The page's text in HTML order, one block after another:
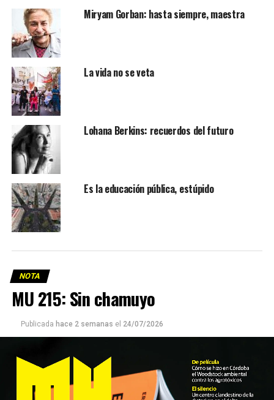
Miryam Gorban: hasta siempre, maestra
La vida no se veta
Lohana Berkins: recuerdos del futuro
Es la educación pública, estúpido
NOTA
MU 215: Sin chamuyo
Publicada hace 2 semanas el 24/07/2026